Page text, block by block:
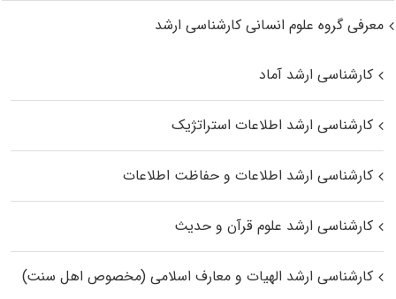
معرفی گروه علوم انسانی کارشناسی ارشد
کارشناسی ارشد آماد
کارشناسی ارشد اطلاعات استراتژیک
کارشناسی ارشد اطلاعات و حفاظت اطلاعات
کارشناسی ارشد علوم قرآن و حدیث
کارشناسی ارشد الهیات و معارف اسلامی (مخصوص اهل سنت)